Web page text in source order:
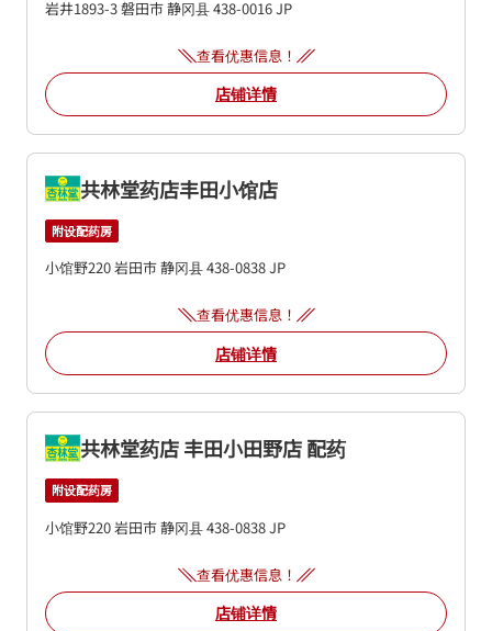
岩井1893-3磐田市静冈县438-0016JP
查看优惠信息！
店铺详情
共林堂药店丰田小馆店
附设配药房
小馆野220岩田市静冈县438-0838JP
查看优惠信息！
店铺详情
共林堂药店 丰田小田野店 配药
附设配药房
小馆野220岩田市静冈县438-0838JP
查看优惠信息！
店铺详情